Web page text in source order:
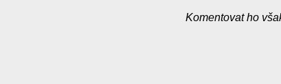
Komentovat ho